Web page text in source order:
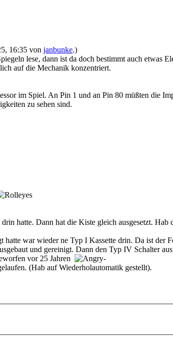
16:35 von janbunke.)
lese, dann ist da doch bestimmt auch etwas
auf die Mechanik konzentriert.
im Spiel. An Pin 1 und an Pin 80 müßten die
zu sehen sind.
hatte. Dann hat die Kiste gleich ausgesetzt.
war wieder ne Typ I Kassette drin. Da ist der
und gereinigt. Dann den Typ IV Schalter
vor 25 Jahren
-
(Hab auf Wiederholautomatik gestellt).